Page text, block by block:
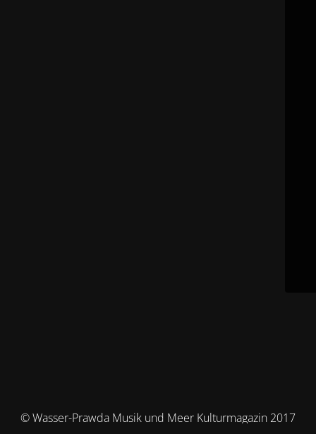
© Wasser-Prawda Musik und Meer Kulturmagazin 2017